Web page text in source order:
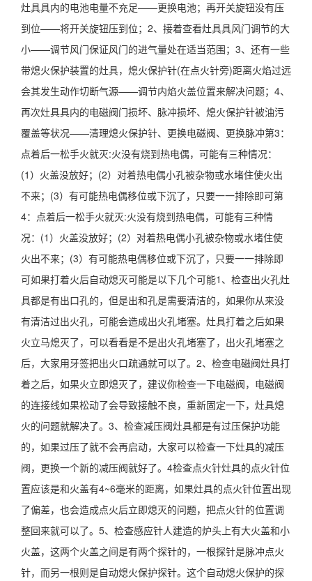
灶具具内的电池电量不充足——更换电池；再开关旋钮没有压
到位——将开关旋钮压到位；2、接着查看灶具具风门调节的大
小——调节风门保证风门的进气量处在适当范围；3、还有一些
带熄火保护装置的灶具，熄火保护针(在点火针旁)距离火焰过远
会其发生动作切断气源——调节内焰火盖位置来解决问题；4、
再次灶具具内的电磁阀门损坏、脉冲损坏、熄火保护针被油污
覆盖等状况——清理熄火保护针、更换电磁阀、更换脉冲第3：
点着后一松手火就灭:火没有烧到热电偶，可能有三种情况：
(1）火盖没放好；(2）对着热电偶小孔被杂物或水堵住使火出
不来；(3）有可能热电偶移位或下沉了，只要一一排除即可第
4：点着后一松手火就灭:火没有烧到热电偶，可能有三种情
况：(1）火盖没放好；(2）对着热电偶小孔被杂物或水堵住使
火出不来；(3）有可能热电偶移位或下沉了，只要一一排除即
可如果打着火后自动熄灭可能是以下几个可能1、检查出火孔灶
具都是有出口孔的，但是出和孔是需要清洁的，如果你从来没
有清洁过出火孔，可能会造成出火孔堵塞。灶具打着之后如果
火立马熄灭了，可以看看是不是出火孔堵塞了，出火孔堵塞之
后，大家用牙签把出火口疏通就可以了。2、检查电磁阀灶具打
着之后，如果火立即熄灭了，建议你检查一下电磁阀，电磁阀
的连接线如果松动了会导致接触不良，重新固定一下，灶具熄
火的问题就解决了。3、检查减压阀灶具都是有过压保护功能
的，如果过压了就不会再启动，大家可以检查一下灶具的减压
阀，更换一个新的减压阀就好了。4检查点火针灶具的点火针位
置应该是和火盖有4~6毫米的距离，如果灶具的点火针位置出现
了偏差，也会造成点火后立即熄灭的问题，把点火针的位置调
整回来就可以了。5、检查感应针人建造的炉头上有大火盖和小
火盖，这两个火盖之间是有两个探针的，一根探针是脉冲点火
针，而另一根则是自动熄火保护探针。这个自动熄火保护的探